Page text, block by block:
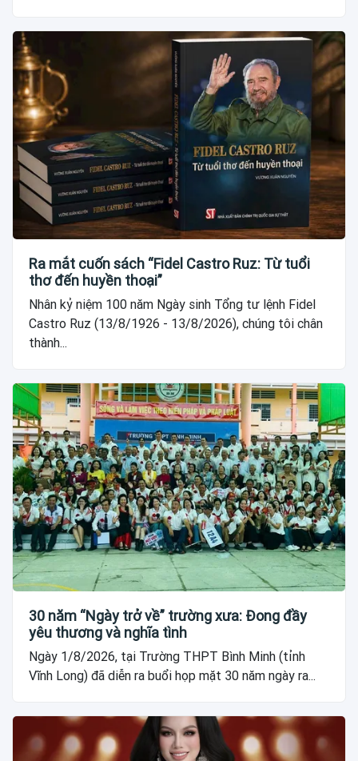
Ra mắt cuốn sách “Fidel Castro Ruz: Từ tuổi
thơ đến huyền thoại”
Nhân kỷ niệm 100 năm Ngày sinh Tổng tư lệnh Fidel
Castro Ruz (13/8/1926 - 13/8/2026), chúng tôi chân
thành...
30 năm “Ngày trở về” trường xưa: Đong đầy
yêu thương và nghĩa tình
Ngày 1/8/2026, tại Trường THPT Bình Minh (tỉnh
Vĩnh Long) đã diễn ra buổi họp mặt 30 năm ngày ra...